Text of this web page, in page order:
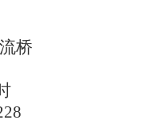
桥